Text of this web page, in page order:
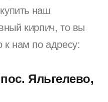
наш
кирпич, то вы
к нам по адресу:
Яльгелево,